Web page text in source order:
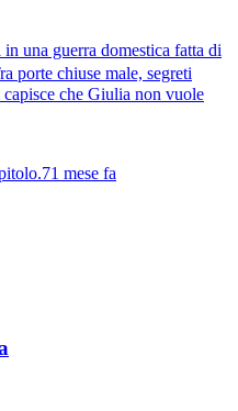
una guerra domestica fatta di
porte chiuse male, segreti
che Giulia non vuole
1 mese fa